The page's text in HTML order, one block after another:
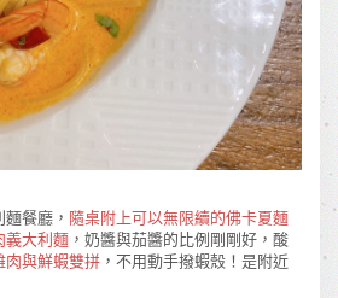
餐廳， 隨桌附上可以無限續的佛卡夏麵
義大利麵 ，奶醬與茄醬的比例剛剛好，酸
肉與鮮蝦雙拼 ，不用動手撥蝦殼！是附近